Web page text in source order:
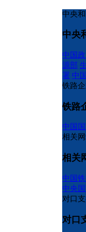
中央
中央
中国
源部
署 中
铁路
铁路
中国
相关
相关
中国
中央
对口
对口